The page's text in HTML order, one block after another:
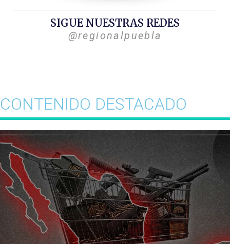
SIGUE NUESTRAS REDES
@regionalpuebla
CONTENIDO DESTACADO